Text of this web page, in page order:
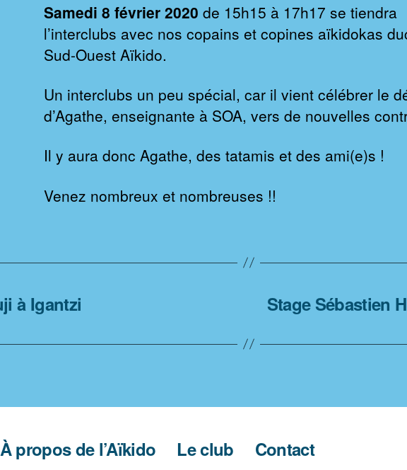
Samedi 8 février 2020 de 15h15 à 17h17 se tiendra
l’interclubs avec nos copains et copines aïkidokas
Sud-Ouest Aïkido.
Un interclubs un peu spécial, car il vient célébrer le
d’Agathe, enseignante à SOA, vers de nouvelles
Il y aura donc Agathe, des tatamis et des ami(e)s !
Venez nombreux et nombreuses !!
à Igantzi Stage Sébastien
À propos de l’Aïkido Le club Contact